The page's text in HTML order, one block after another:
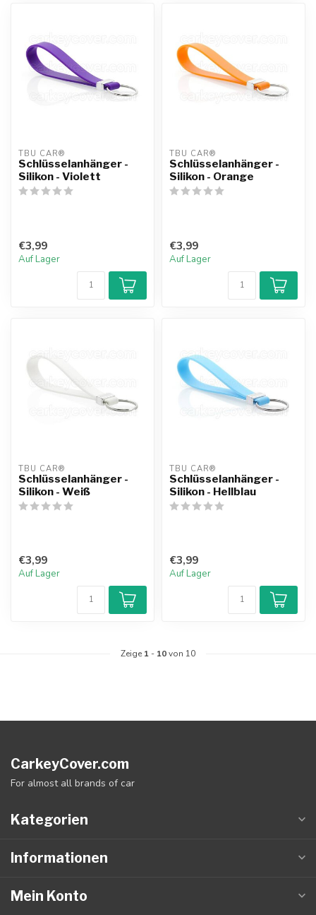
TBU CAR®
Schlüsselanhänger -
Silikon - Violett
€3,99
Auf Lager
TBU CAR®
Schlüsselanhänger -
Silikon - Orange
€3,99
Auf Lager
TBU CAR®
Schlüsselanhänger -
Silikon - Weiß
€3,99
Auf Lager
TBU CAR®
Schlüsselanhänger -
Silikon - Hellblau
€3,99
Auf Lager
Zeige 1 - 10von 10
CarkeyCover.com
For almost all brands of car
Kategorien
Informationen
Mein Konto